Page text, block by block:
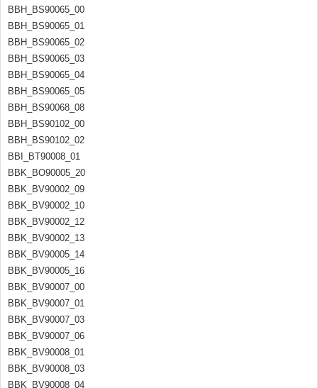
BBH_BS90065_00
BBH_BS90065_01
BBH_BS90065_02
BBH_BS90065_03
BBH_BS90065_04
BBH_BS90065_05
BBH_BS90068_08
BBH_BS90102_00
BBH_BS90102_02
BBI_BT90008_01
BBK_BO90005_20
BBK_BV90002_09
BBK_BV90002_10
BBK_BV90002_12
BBK_BV90002_13
BBK_BV90005_14
BBK_BV90005_16
BBK_BV90007_00
BBK_BV90007_01
BBK_BV90007_03
BBK_BV90007_06
BBK_BV90008_01
BBK_BV90008_03
BBK_BV90008_04